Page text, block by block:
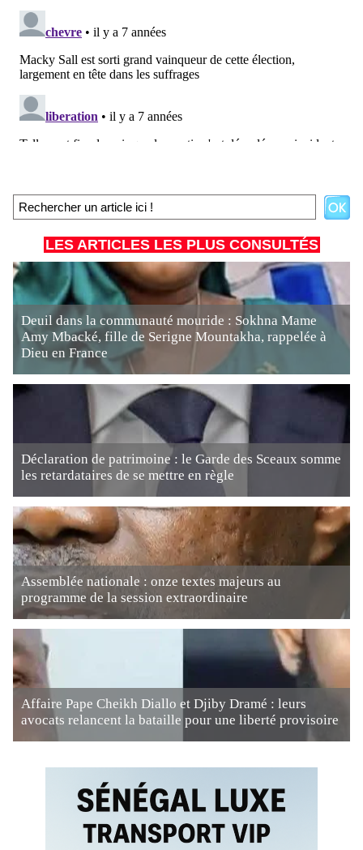
LES ARTICLES LES PLUS CONSULTÉS
Deuil dans la communauté mouride : Sokhna Mame
Amy Mbacké, fille de Serigne Mountakha, rappelée à
Dieu en France
Déclaration de patrimoine : le Garde des Sceaux somme
les retardataires de se mettre en règle
Assemblée nationale : onze textes majeurs au
programme de la session extraordinaire
Affaire Pape Cheikh Diallo et Djiby Dramé : leurs
avocats relancent la bataille pour une liberté provisoire